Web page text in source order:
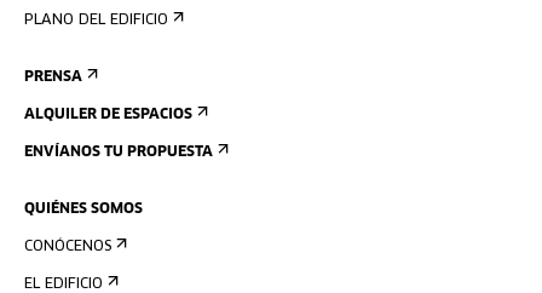
PLANO DEL EDIFICIO
PRENSA
ALQUILER DE ESPACIOS
ENVÍANOS TU PROPUESTA
QUIÉNES SOMOS
CONÓCENOS
EL EDIFICIO